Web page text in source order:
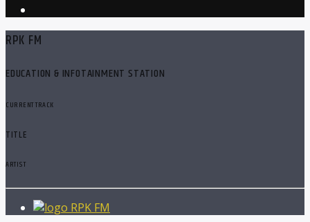
RPK FM
EDUCATION & INFOTAINMENT STATION
CURRENT TRACK
TITLE
ARTIST
RPK FM